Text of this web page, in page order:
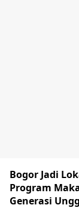
Bogor Jadi
Program
Generasi